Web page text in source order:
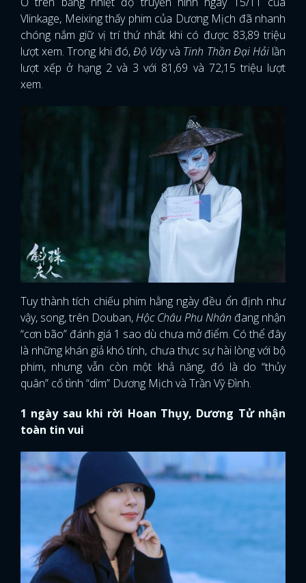
Vlinkage, Meixing thấy phim của Dương Mịch đã nhanh
chóng nắm giữ vị trí thứ nhất khi có được 83,89 triệu
lượt xem. Trong khi đó,Độ Vâyvà Tinh Thần Đại Hảilần
lượt xếp ở hạng 2 và 3 với 81,69 và 72,15 triệu lượt
xem.
Tuy thành tích chiếu phim hằng ngày đều ổn định như
vậy, song, trên Douban,Hộc Châu Phu Nhân đang nhận
“cơn bão” đánh giá 1 sao dù chưa mở điểm. Có thể đây
là những khán giả khó tính, chưa thực sự hài lòng với bộ
phim, nhưng vẫn còn một khả năng, đó là do “thủy
quân” cố tình “dìm” Dương Mịch và Trần Vỹ Đình.
1 ngày sau khi rời Hoan Thụy, Dương Tử nhận
toàn tin vui